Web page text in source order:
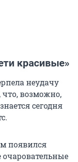
красивые»
неудачу
что, возможно,
сегодня
появился
очаровательные